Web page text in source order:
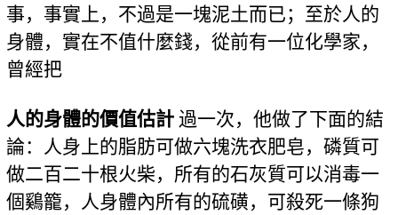
事，事實上，不過是一塊泥土而已；至於人的
身體，實在不值什麼錢，從前有一位化學家，
曾經把
人的身體的價值估計 過一次，他做了下面的結
論：人身上的脂肪可做六塊洗衣肥皂，磷質可
做二百二十根火柴，所有的石灰質可以消毒一
個鷄籠，人身體內所有的硫磺，可殺死一條狗